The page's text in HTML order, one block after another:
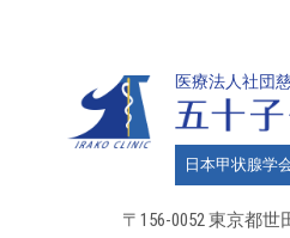
医療法人社団
日本甲状腺学
〒156-0052 東京都世